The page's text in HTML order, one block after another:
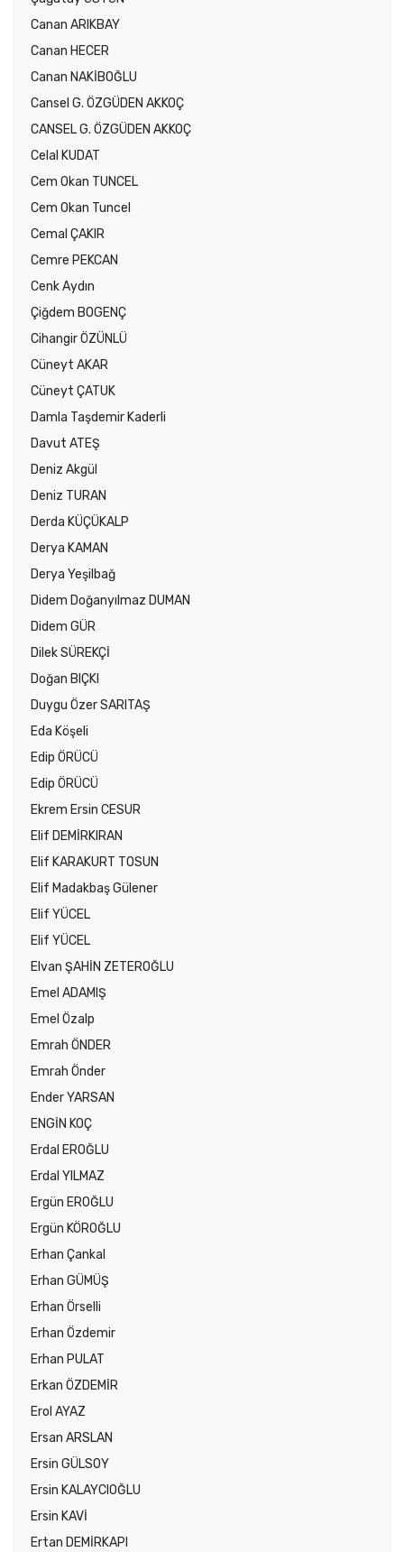
Canan ARIKBAY
Canan HECER
Canan NAKİBOĞLU
Cansel G. ÖZGÜDEN AKKOÇ
CANSEL G. ÖZGÜDEN AKKOÇ
Celal KUDAT
Cem Okan TUNCEL
Cem Okan Tuncel
Cemal ÇAKIR
Cemre PEKCAN
Cenk Aydın
Çiğdem BOGENÇ
Cihangir ÖZÜNLÜ
Cüneyt AKAR
Cüneyt ÇATUK
Damla Taşdemir Kaderli
Davut ATEŞ
Deniz Akgül
Deniz TURAN
Derda KÜÇÜKALP
Derya KAMAN
Derya Yeşilbağ
Didem Doğanyılmaz DUMAN
Didem GÜR
Dilek SÜREKÇİ
Doğan BIÇKI
Duygu Özer SARITAŞ
Eda Köşeli
Edip ÖRÜCÜ
Edip ÖRÜCÜ
Ekrem Ersin CESUR
Elif DEMİRKIRAN
Elif KARAKURT TOSUN
Elif Madakbaş Gülener
Elif YÜCEL
Elif YÜCEL
Elvan ŞAHİN ZETEROĞLU
Emel ADAMIŞ
Emel Özalp
Emrah ÖNDER
Emrah Önder
Ender YARSAN
ENGİN KOÇ
Erdal EROĞLU
Erdal YILMAZ
Ergün EROĞLU
Ergün KÖROĞLU
Erhan Çankal
Erhan GÜMÜŞ
Erhan Örselli
Erhan Özdemir
Erhan PULAT
Erkan ÖZDEMİR
Erol AYAZ
Ersan ARSLAN
Ersin GÜLSOY
Ersin KALAYCIOĞLU
Ersin KAVİ
Ertan DEMİRKAPI